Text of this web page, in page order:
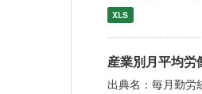
XLS
産業別月平均労
出典名：毎月勤労